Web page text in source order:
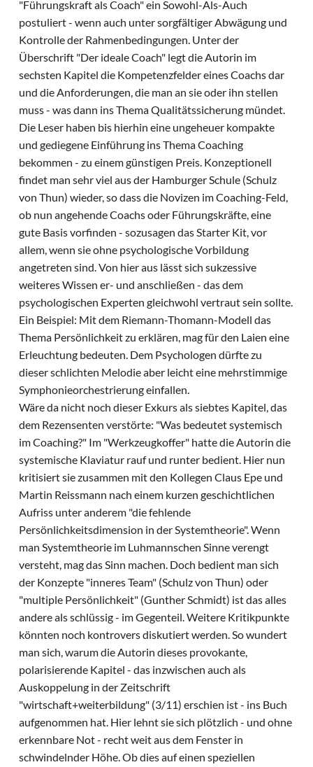
"Führungskraft als Coach" ein Sowohl-Als-Auch
postuliert - wenn auch unter sorgfältiger Abwägung und
Kontrolle der Rahmenbedingungen. Unter der
Überschrift "Der ideale Coach" legt die Autorin im
sechsten Kapitel die Kompetenzfelder eines Coachs dar
und die Anforderungen, die man an sie oder ihn stellen
muss - was dann ins Thema Qualitätssicherung mündet.
Die Leser haben bis hierhin eine ungeheuer kompakte
und gediegene Einführung ins Thema Coaching
bekommen - zu einem günstigen Preis. Konzeptionell
findet man sehr viel aus der Hamburger Schule (Schulz
von Thun) wieder, so dass die Novizen im Coaching-Feld,
ob nun angehende Coachs oder Führungskräfte, eine
gute Basis vorfinden - sozusagen das Starter Kit, vor
allem, wenn sie ohne psychologische Vorbildung
angetreten sind. Von hier aus lässt sich sukzessive
weiteres Wissen er- und anschließen - das dem
psychologischen Experten gleichwohl vertraut sein sollte.
Ein Beispiel: Mit dem Riemann-Thomann-Modell das
Thema Persönlichkeit zu erklären, mag für den Laien eine
Erleuchtung bedeuten. Dem Psychologen dürfte zu
dieser schlichten Melodie aber leicht eine mehrstimmige
Symphonieorchestrierung einfallen.
Wäre da nicht noch dieser Exkurs als siebtes Kapitel, das
dem Rezensenten verstörte: "Was bedeutet systemisch
im Coaching?" Im "Werkzeugkoffer" hatte die Autorin die
systemische Klaviatur rauf und runter bedient. Hier nun
kritisiert sie zusammen mit den Kollegen Claus Epe und
Martin Reissmann nach einem kurzen geschichtlichen
Aufriss unter anderem "die fehlende
Persönlichkeitsdimension in der Systemtheorie". Wenn
man Systemtheorie im Luhmannschen Sinne verengt
versteht, mag das Sinn machen. Doch bedient man sich
der Konzepte "inneres Team" (Schulz von Thun) oder
"multiple Persönlichkeit" (Gunther Schmidt) ist das alles
andere als schlüssig - im Gegenteil. Weitere Kritikpunkte
könnten noch kontrovers diskutiert werden. So wundert
man sich, warum die Autorin dieses provokante,
polarisierende Kapitel - das inzwischen auch als
Auskoppelung in der Zeitschrift
"wirtschaft+weiterbildung" (3/11) erschien ist - ins Buch
aufgenommen hat. Hier lehnt sie sich plötzlich - und ohne
erkennbare Not - recht weit aus dem Fenster in
schwindelnder Höhe. Ob dies auf einen speziellen